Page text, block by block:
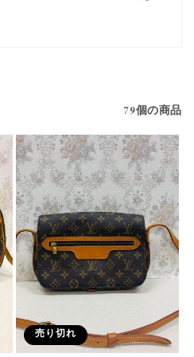
79個の商品
売り切れ